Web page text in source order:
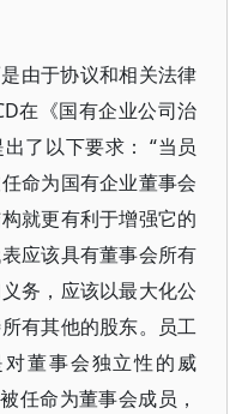
由于协议和相关法律
在《国有企业公司治
了以下要求： “当员
命为国有企业董事会
就更有利于增强它的
应该具有董事会所有
务，应该以最大化公
有其他的股东。员工
董事会独立性的威
任命为董事会成员，